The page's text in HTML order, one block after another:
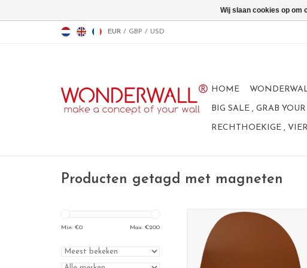
EUR / GBP / USD
HOME
BIG SALE , GRAB
RECHTHOEKIGE ,
Producten getagd met magneten
Min: €0 Max: €200
FAB5 Wonderwall magneetbord
afmetingen: XLarge 95x80cm
Wij slaan cookies op om